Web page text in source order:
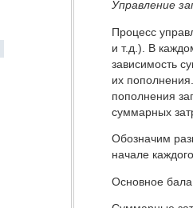
Управление
Процесс
и т.д.). В
зависимость
их
пополнения
суммарных
Обозначим
начале
Основное